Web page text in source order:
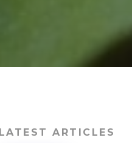
LATEST ARTICLES